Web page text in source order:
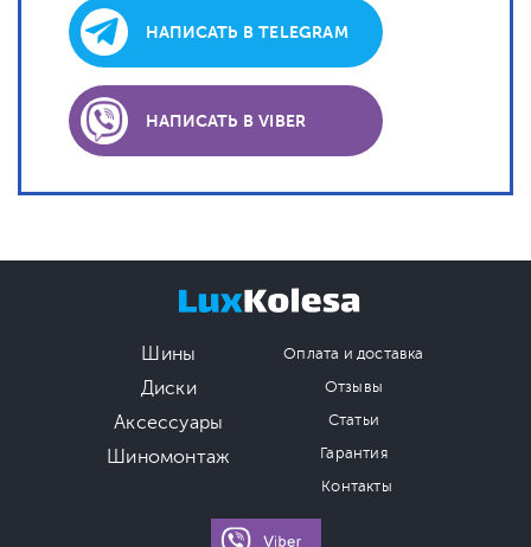
НАПИСАТЬ В TELEGRAM
НАПИСАТЬ В VIBER
Шины
Диски
Аксессуары
Шиномонтаж
Оплата и доставка
Отзывы
Статьи
Гарантия
Контакты